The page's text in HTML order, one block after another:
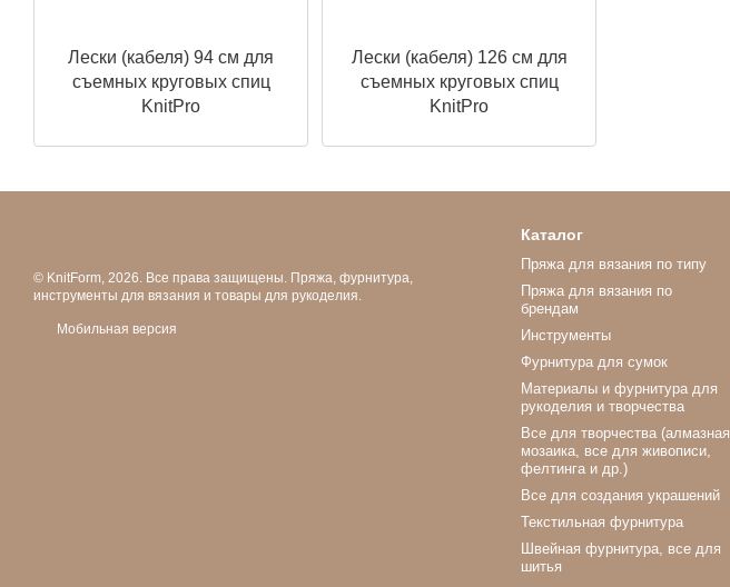
Лески (кабеля) 94 см для
съемных круговых спиц
KnitPro
Лески (кабеля) 126 см для
съемных круговых спиц
KnitPro
© KnitForm, 2026. Все права защищены. Пряжа, фурнитура,
инструменты для вязания и товары для рукоделия.
Мобильная версия
Каталог
Пряжа для вязания по типу
Пряжа для вязания по
брендам
Инструменты
Фурнитура для сумок
Материалы и фурнитура для
рукоделия и творчества
Все для творчества (алмазная
мозаика, все для живописи,
фелтинга и др.)
Все для создания украшений
Текстильная фурнитура
Швейная фурнитура, все для
шитья